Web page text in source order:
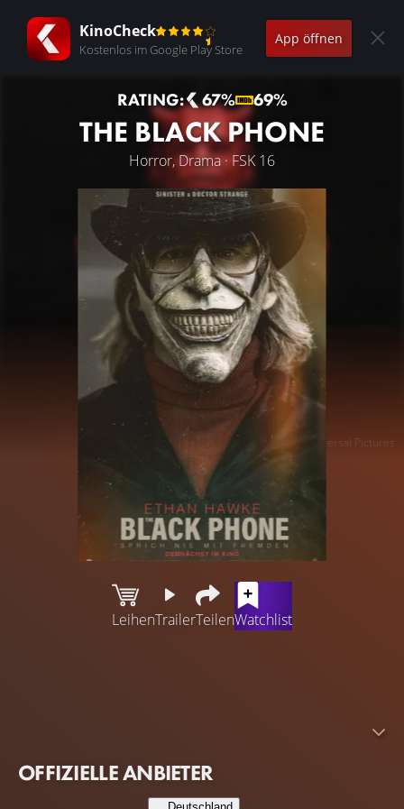
KinoCheck
Kostenlos im Google Play Store
App öffnen
Universal Pictures
RATING: 67% 69%
THE BLACK PHONE
Horror, Drama · FSK 16
LeihenTrailerTeilenWatchlist
Telefon, das längst abgeschaltet ist, aber nachts mit
OFFIZIELLE ANBIETER